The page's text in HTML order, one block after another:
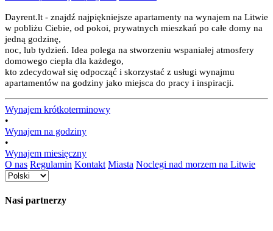
Dayrent.lt - znajdź najpiękniejsze apartamenty na wynajem na Litwie
w pobliżu Ciebie, od pokoi, prywatnych mieszkań po całe domy na
jedną godzinę,
noc, lub tydzień. Idea polega na stworzeniu wspaniałej atmosfery
domowego ciepła dla każdego,
kto zdecydował się odpocząć i skorzystać z usługi wynajmu
apartamentów na godziny jako miejsca do pracy i inspiracji.
Wynajem krótkoterminowy
•
Wynajem na godziny
•
Wynajem miesięczny
O nas Regulamin Kontakt Miasta Noclegi nad morzem na Litwie
Nasi partnerzy